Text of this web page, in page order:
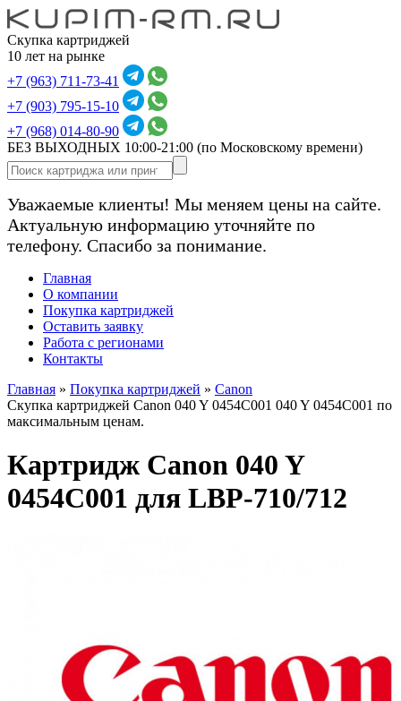
Скупка картриджей
10 лет на рынке
+7 (963) 711-73-41
+7 (903) 795-15-10
+7 (968) 014-80-90
БЕЗ ВЫХОДНЫХ 10:00-21:00 (по Московскому времени)
Уважаемые клиенты! Мы меняем цены на сайте.
Актуальную информацию уточняйте по
телефону. Спасибо за понимание.
Главная
О компании
Покупка картриджей
Оставить заявку
Работа с регионами
Контакты
Главная » Покупка картриджей » Canon
Скупка картриджей Canon 040 Y 0454C001 040 Y 0454C001 по
максимальным ценам.
Картридж Canon 040 Y
0454C001 для LBP-710/712